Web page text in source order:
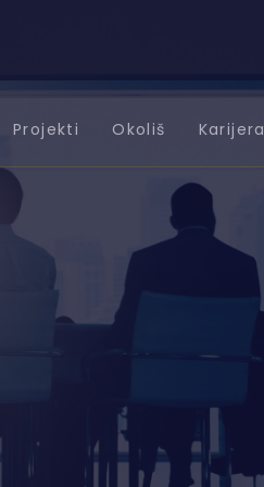
Projekti Okoliš Karijera